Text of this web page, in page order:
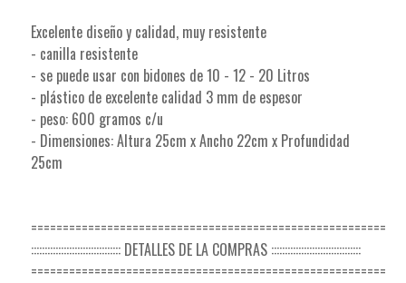
Excelente diseño y calidad, muy resistente
- canilla resistente
- se puede usar con bidones de 10 - 12 - 20 Litros
- plástico de excelente calidad 3 mm de espesor
- peso: 600 gramos c/u
- Dimensiones: Altura 25cm x Ancho 22cm x Profundidad
25cm
========================================================
::::::::::::::::::::::::::::::::: DETALLES DE LA COMPRAS :::::::::::::::::::::::::::::::::
========================================================